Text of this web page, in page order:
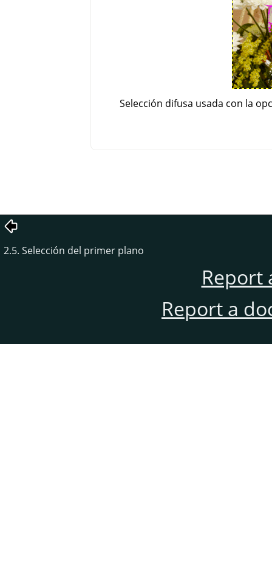
Selección difusa usada con la
2.5. Selección del primer plano
Report
Report a